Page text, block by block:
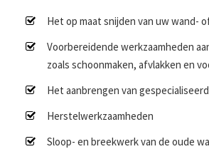
Het op maat snijden van uw wand-
Voorbereidende werkzaamheden
zoals schoonmaken, afvlakken en
Het aanbrengen van
Herstelwerkzaamheden
Sloop- en breekwerk van de oude